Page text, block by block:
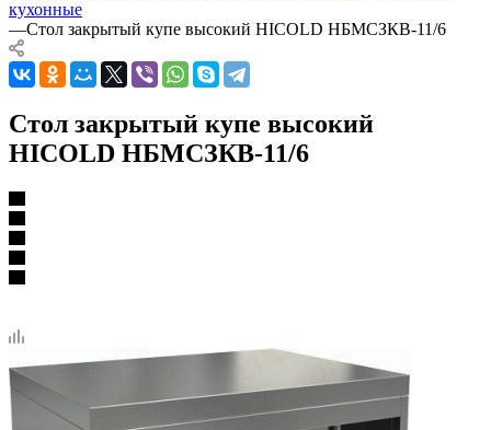
кухонные
—Стол закрытый купе высокий HICOLD НБМСЗКВ-11/6
Стол закрытый купе высокий
HICOLD НБМСЗКВ-11/6